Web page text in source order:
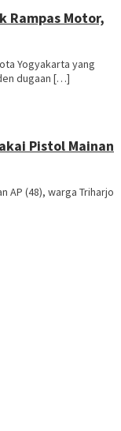
Rampas Motor,
Yogyakarta yang
dugaan […]
Pistol Mainan
AP (48), warga Triharjo